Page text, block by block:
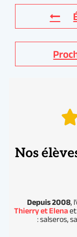
Nos
Depuis 2008,
Thierry et Elena
: salseros,